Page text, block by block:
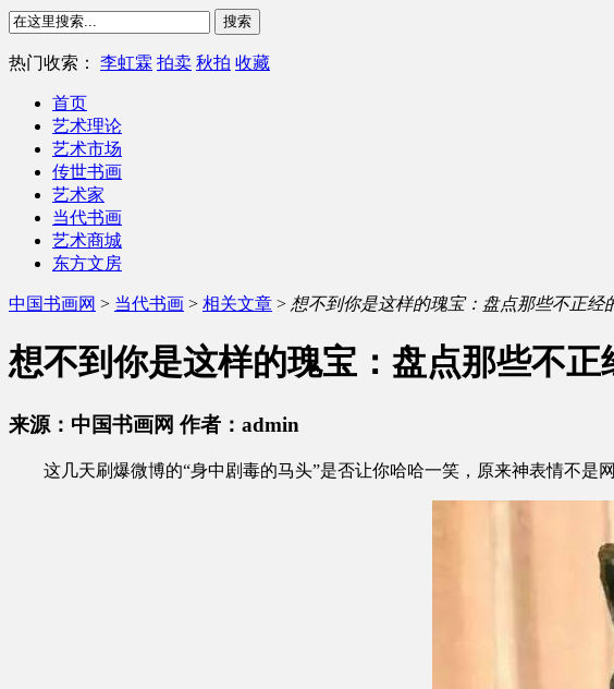
热门收索： 李虹霖 拍卖 秋拍 收藏
首页
艺术理论
艺术市场
传世书画
艺术家
当代书画
艺术商城
东方文房
中国书画网 > 当代书画 > 相关文章 > 想不到你是这样的瑰宝：盘点那些不正经
想不到你是这样的瑰宝：盘点那些不正
来源：中国书画网 作者：admin
这几天刷爆微博的“身中剧毒的马头”是否让你哈哈一笑，原来神表情不是